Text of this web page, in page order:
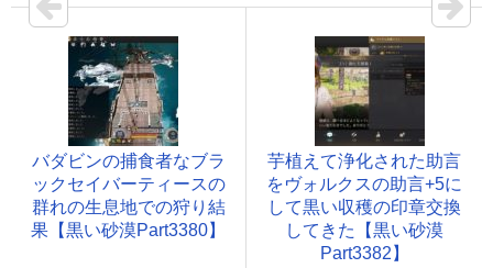
バダビンの捕食者なブラ
ックセイバーティースの
群れの生息地での狩り結
果【黒い砂漠Part3380】
芋植えて浄化された助言
をヴォルクスの助言+5に
して黒い収穫の印章交換
してきた【黒い砂漠
Part3382】